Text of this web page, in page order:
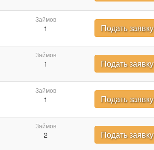
Займов
1 Подать заявку
Займов
1 Подать заявку
Займов
1 Подать заявку
Займов
2 Подать заявку